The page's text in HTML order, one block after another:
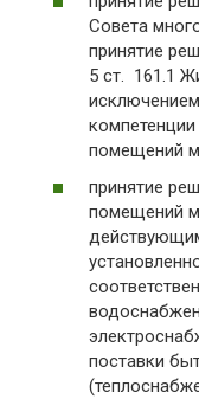
Совета
принятие
5 ст. 161.1
помещений
принятие
помещений
поставки